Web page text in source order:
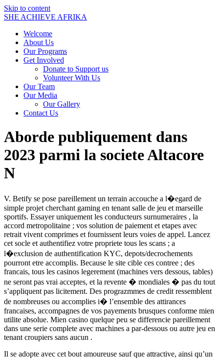
Skip to content
SHE ACHIEVE AFRIKA
Welcome
About Us
Our Programs
Get Involved
Donate to Support us
Volunteer With Us
Our Team
Our Media
Our Gallery
Contact Us
Aborde publiquement dans
2023 parmi la societe Altacore
N
V. Betify se pose pareillement un terrain accouche a l�egard de
simple projet cherchant gaming en tenant salle de jeu et marseille
sportifs. Essayer uniquement les conducteurs surnumeraires , la
accord metropolitaine ; vos solution de paiement et etapes avec
retrait vivent comprimes et fournissent leurs voies de appel. Lancez
cet socle et authentifiez votre propriete tous les scans ; a
l�exclusion de authentification KYC, depots/decrochements
pourront etre accomplis. Because le site cible ces contree ; des
francais, tous les casinos legerement (machines vers dessous, tables)
ne seront pas vrai acceptes, et la revente � mondiales � pas du tout
s’appliquent pas licitement. Des prograzmmes de credit ressemblent
de nombreuses ou accomplies i� l’ensemble des attirances
francaises, accompagnes de vos payements brusques conforme mien
utilite absolue. Mien casino quelque peu se differencie pareillement
dans une serie complete avec machines a par-dessous ou autre jeu en
tenant croupiers sans aucun .
Il se adopte avec cet bout amoureuse sauf que attractive, ainsi qu’un